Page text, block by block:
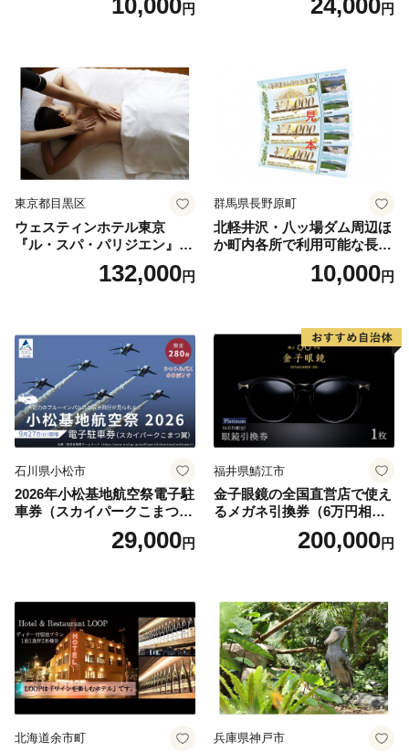
10,000円
人1名様分 関東 東京 ご利用
24,000円
東京都目黒区
ウェスティンホテル東京
『ル・スパ・パリジエン』選
べるボディセラピー90分/1名
132,000円
群馬県長野原町
北軽井沢・八ッ場ダム周辺ほ
か町内各所で利用可能な長野
原町ふるさと感謝券（3,000
円分）【トラベル 観光 旅行
10,000円
石川県小松市
2026年小松基地航空祭電子駐
車券（スカイパークこまつ
翼） 駐車場 シャトルバスの
りばすぐ 石川県 小松市
29,000円
福井県鯖江市
金子眼鏡の全国直営店で使え
るメガネ引換券（6万円相
当） Platinum200,000円
北海道余市町 兵庫県神戸市